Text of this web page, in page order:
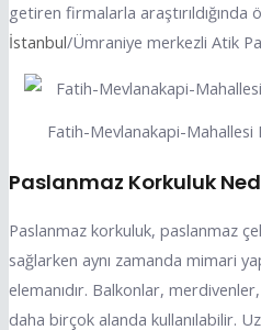
getiren firmalarla araştırıldığında
İstanbul/Ümraniye merkezli Atik
Fatih-Mevlanakapi-Mahallesi
Paslanmaz Korkuluk
Paslanmaz korkuluk, paslanmaz
sağlarken aynı zamanda mimari
elemanıdır. Balkonlar,
daha birçok alanda kullanılabilir.